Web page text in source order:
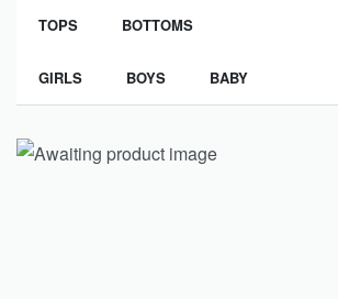
TOPS BOTTOMS
GIRLS BOYS BABY